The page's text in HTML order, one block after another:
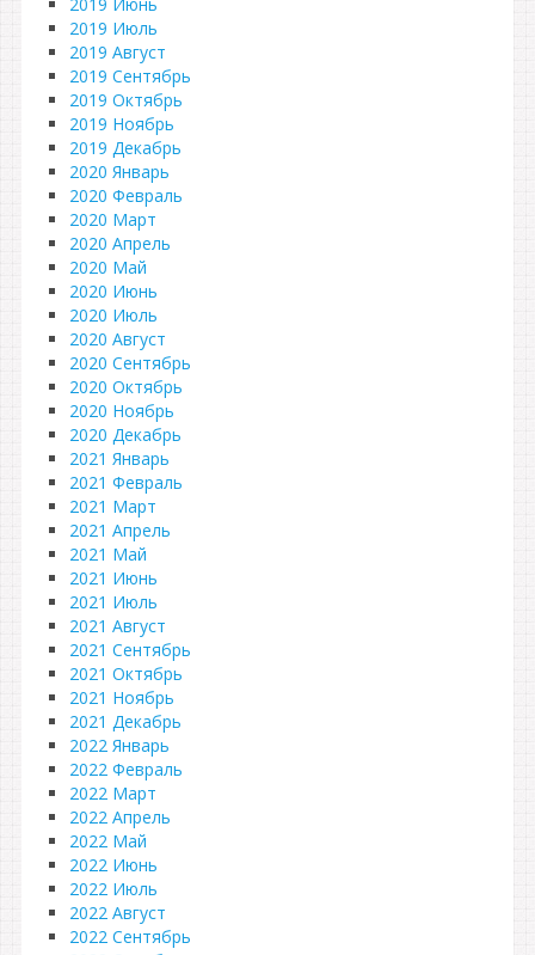
2019 Июль
2019 Август
2019 Сентябрь
2019 Октябрь
2019 Ноябрь
2019 Декабрь
2020 Январь
2020 Февраль
2020 Март
2020 Апрель
2020 Май
2020 Июнь
2020 Июль
2020 Август
2020 Сентябрь
2020 Октябрь
2020 Ноябрь
2020 Декабрь
2021 Январь
2021 Февраль
2021 Март
2021 Апрель
2021 Май
2021 Июнь
2021 Июль
2021 Август
2021 Сентябрь
2021 Октябрь
2021 Ноябрь
2021 Декабрь
2022 Январь
2022 Февраль
2022 Март
2022 Апрель
2022 Май
2022 Июнь
2022 Июль
2022 Август
2022 Сентябрь